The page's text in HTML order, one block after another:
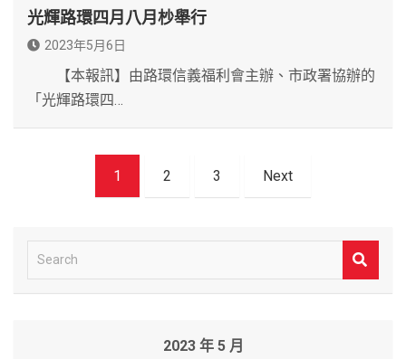
光輝路環四月八月杪舉行
2023年5月6日
【本報訊】由路環信義福利會主辦、市政署協辦的
「光輝路環四…
1 2 3 Next
e
2023 年 5 月